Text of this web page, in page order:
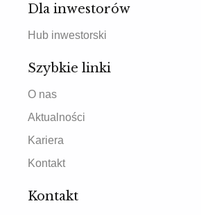
Dla inwestorów
Hub inwestorski
Szybkie linki
O nas
Aktualności
Kariera
Kontakt
Kontakt